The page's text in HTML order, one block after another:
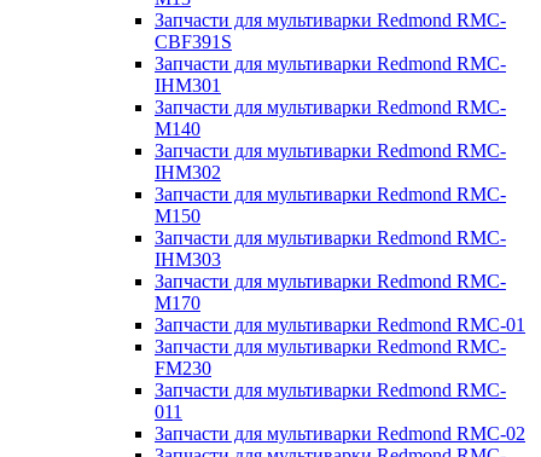
Запчасти для мультиварки Redmond RMC-
CBF391S
Запчасти для мультиварки Redmond RMC-
IHM301
Запчасти для мультиварки Redmond RMC-
M140
Запчасти для мультиварки Redmond RMC-
IHM302
Запчасти для мультиварки Redmond RMC-
M150
Запчасти для мультиварки Redmond RMC-
IHM303
Запчасти для мультиварки Redmond RMC-
M170
Запчасти для мультиварки Redmond RMC-01
Запчасти для мультиварки Redmond RMC-
FM230
Запчасти для мультиварки Redmond RMC-
011
Запчасти для мультиварки Redmond RMC-02